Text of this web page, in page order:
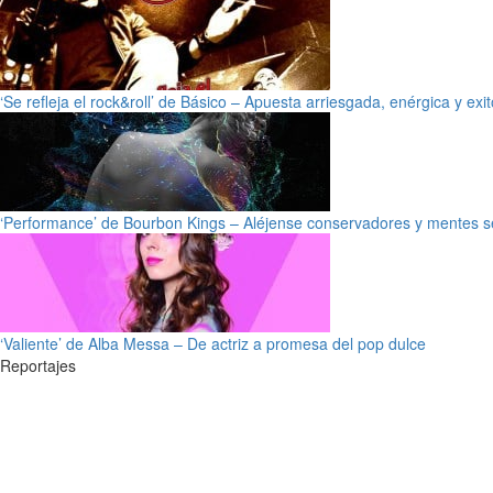
‘Se refleja el rock&roll’ de Básico – Apuesta arriesgada, enérgica y
‘Performance’ de Bourbon Kings – Aléjense conservadores y mentes
‘Valiente’ de Alba Messa – De actriz a promesa del pop dulce
Reportajes